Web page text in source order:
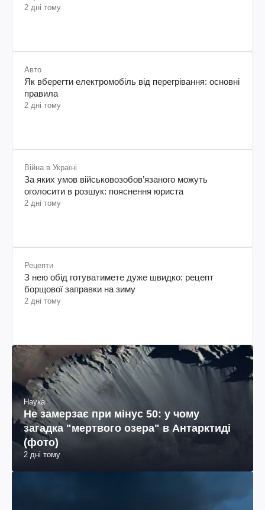
2 дні тому
Авто
Як вберегти електромобіль від перегрівання: основні
правила
2 дні тому
Війна в Україні
За яких умов військовозобов’язаного можуть
оголосити в розшук: пояснення юриста
2 дні тому
Рецепти
З нею обід готуватимете дуже швидко: рецепт
борщової заправки на зиму
2 дні тому
Наука
Не замерзає при мінус 50: у чому
загадка "мертвого озера" в Антарктиді
(фото)
2 дні тому